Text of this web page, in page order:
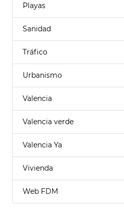
Playas
Sanidad
Tráfico
Urbanismo
Valencia
Valencia verde
Valencia Ya
Vivienda
Web FDM